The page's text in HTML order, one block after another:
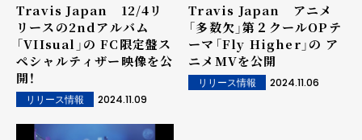
Travis Japan 12/4リ
リースの2ndアルバム
「VIIsual」の FC限定盤ス
ペシャルティザー映像を公
開！
リリース情報 2024.11.09
Travis Japan アニメ
「多数欠」第２クールOPテ
ーマ「Fly Higher」の ア
ニメMVを公開
リリース情報 2024.11.06